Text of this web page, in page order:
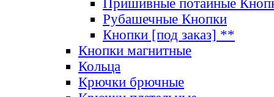
Пришивные потайные
Рубашечные Кнопки
Кнопки [под заказ] **
Кнопки магнитные
Кольца
Крючки брючные